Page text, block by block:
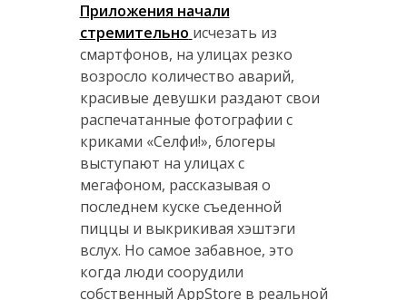
Приложения начали
стремительно исчезать из
смартфонов, на улицах резко
возросло количество аварий,
красивые девушки раздают свои
распечатанные фотографии с
криками «Селфи!», блогеры
выступают на улицах с
мегафоном, рассказывая о
последнем куске съеденной
пиццы и выкрикивая хэштэги
вслух. Но самое забавное, это
когда люди соорудили
собственный AppStore в реальной